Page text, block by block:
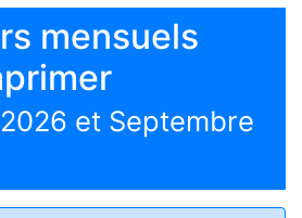
mensuels
et Septembre